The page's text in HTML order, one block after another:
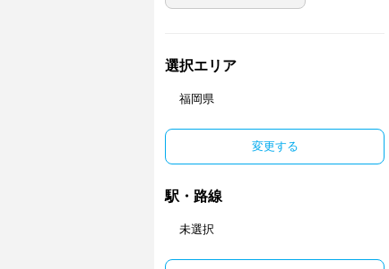
選択エリア
福岡県
変更する
駅・路線
未選択